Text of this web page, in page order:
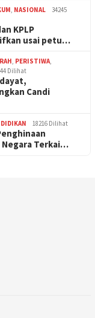
, NASIONAL
34245
KPLP
usai petu…
, PERISTIWA,
Dilihat
Candi
18216 Dilihat
Negara Terkai…